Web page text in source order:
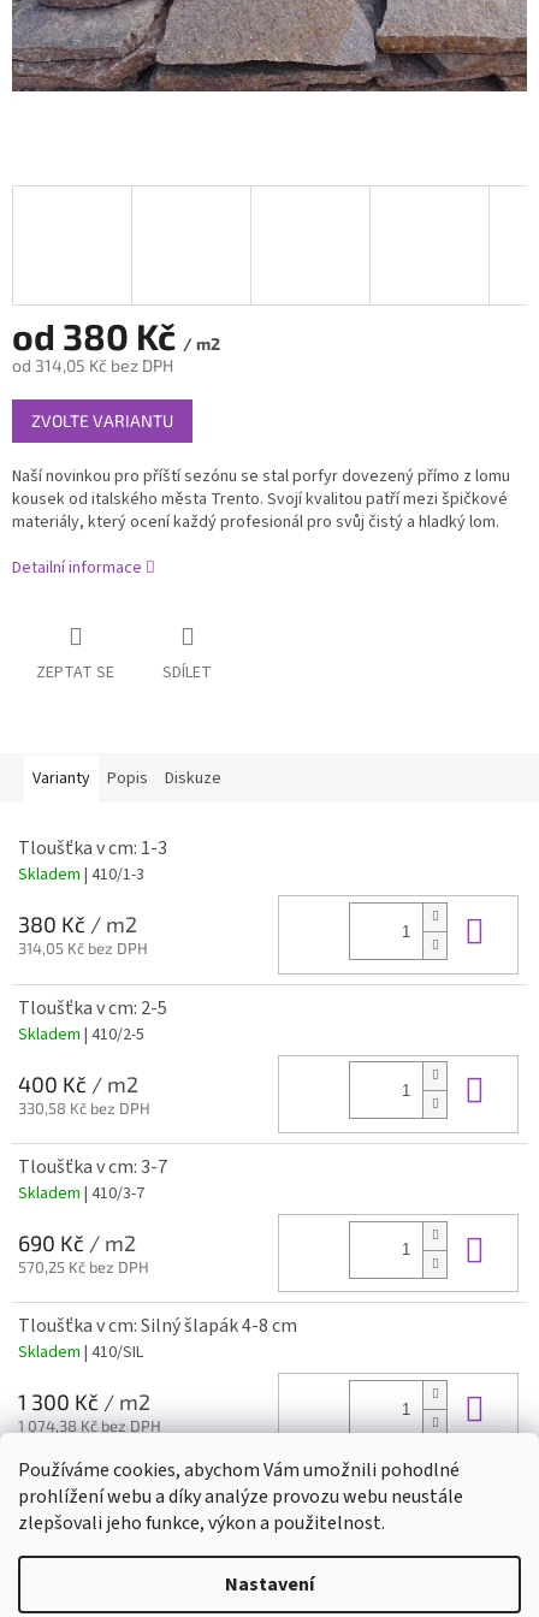
Používáme cookies, abychom Vám umožnili pohodlné
prohlížení webu a díky analýze provozu webu neustále
zlepšovali jeho funkce, výkon a použitelnost.
Nastavení
od 380 Kč / m2
od 314,05 Kč bez DPH
Měrná
cena:
ZVOLTE VARIANTU
Naší novinkou pro příští sezónu se stal porfyr dovezený přímo z lomu
kousek od italského města Trento. Svojí kvalitou patří mezi špičkové
materiály, který ocení každý profesionál pro svůj čistý a hladký lom.
Detailní informace
ZEPTAT SE SDÍLET
Varianty Popis Diskuze
Tloušťka v cm: 1-3
Skladem | 410/1-3
380 Kč / m2
314,05 Kč bez DPH
Tloušťka v cm: 2-5
Skladem | 410/2-5
400 Kč / m2
330,58 Kč bez DPH
Tloušťka v cm: 3-7
Skladem | 410/3-7
690 Kč / m2
570,25 Kč bez DPH
Tloušťka v cm: Silný šlapák 4-8 cm
Skladem | 410/SIL
1 300 Kč / m2
1 074,38 Kč bez DPH